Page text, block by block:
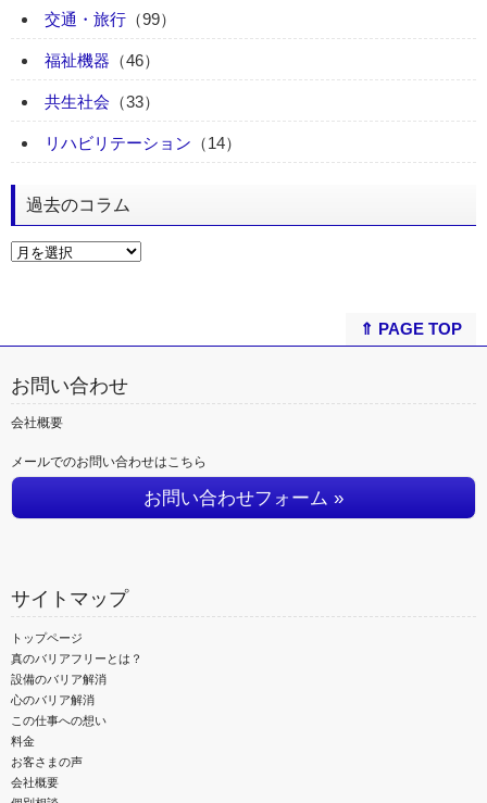
交通・旅行 （99）
福祉機器 （46）
共生社会 （33）
リハビリテーション （14）
過去のコラム
⇑ PAGE TOP
お問い合わせ
会社概要
メールでのお問い合わせはこちら
お問い合わせフォーム »
サイトマップ
トップページ
真のバリアフリーとは？
設備のバリア解消
心のバリア解消
この仕事への想い
料金
お客さまの声
会社概要